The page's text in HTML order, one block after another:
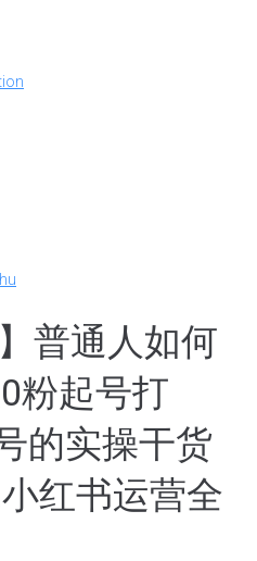
普通人如何
粉起号打
的实操干货
红书运营全